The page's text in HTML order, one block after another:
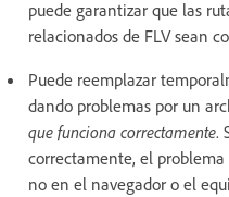
puede garantizar que las
relacionados de FLV sean
Puede reemplazar
dando problemas por un
que funciona correctamente.
correctamente, el
no en el navegador o el